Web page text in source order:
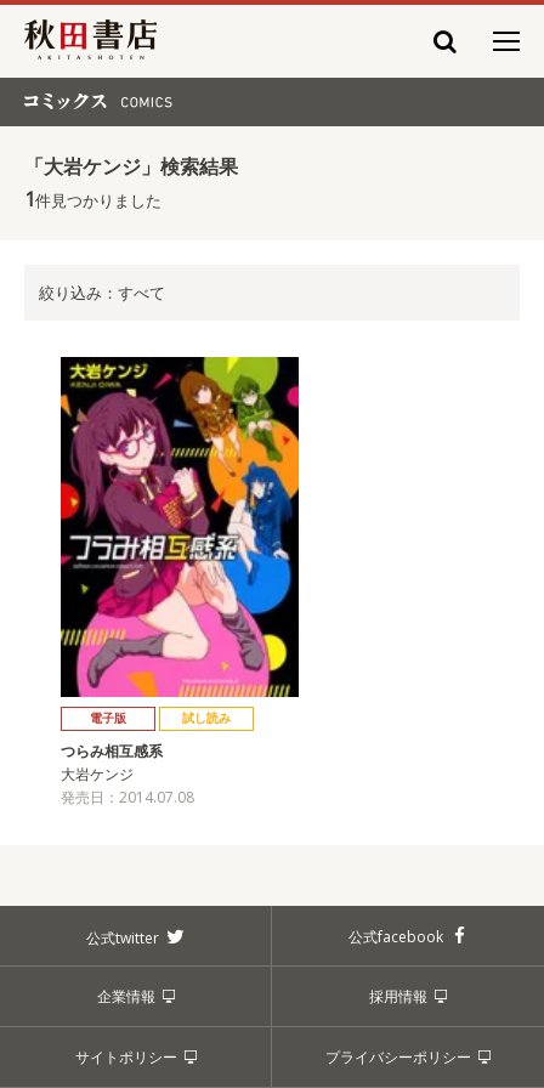
秋田書店
「大岩ケンジ」検索結果
1件見つかりました
絞り込み：すべて
電子版 試し読み
つらみ相互感系
大岩ケンジ
発売日：2014.07.08
公式twitter 公式facebook
企業情報 採用情報
サイトポリシー プライバシーポリシー